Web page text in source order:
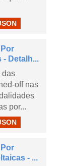
Detalh...
das
off nas
por...
- ...